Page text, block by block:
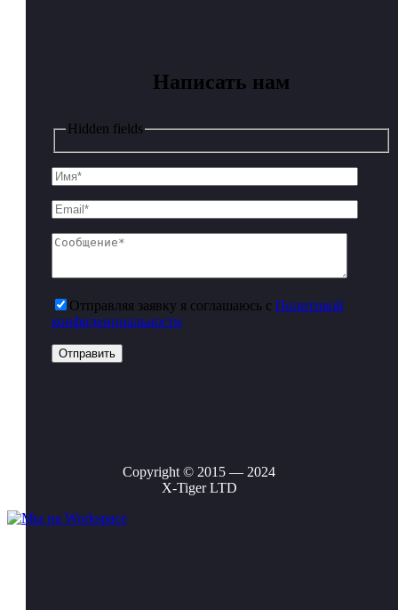
Написать нам
Hidden fields
Отправляя заявку я соглашаюсь с Политикой
конфиденциальности
Copyright © 2015 — 2024
X-Tiger LTD